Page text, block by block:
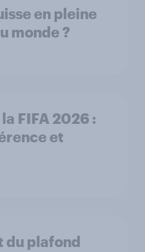
en pleine
monde ?
FIFA 2026 :
du plafond